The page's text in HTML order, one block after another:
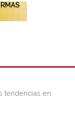
tendencias en